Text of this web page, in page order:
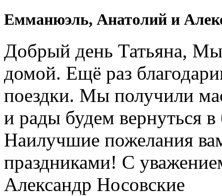
Емманюэль, Анатолий и
Добрый день Татьяна, Мы
домой. Ещё раз
поездки. Мы получили
и рады будем вернуться
Наилучшие пожелания
праздниками! С
Александр Носовские